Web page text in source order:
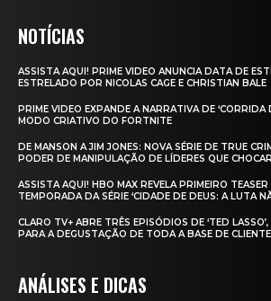
NOTÍCIAS
ASSISTA AQUI! PRIME VIDEO ANUNCIA DATA DE
ESTRELADO POR NICOLAS CAGE E CHRISTIAN BALE
PRIME VIDEO EXPANDE A NARRATIVA DE ‘CORRIDA
MODO CRIATIVO DO FORTNITE
DE MANSON A JIM JONES: NOVA SÉRIE DE TRUE
PODER DE MANIPULAÇÃO DE LÍDERES QUE
ASSISTA AQUI! HBO MAX REVELA PRIMEIRO
TEMPORADA DA SÉRIE ‘CIDADE DE DEUS: A LUTA
CLARO TV+ ABRE TRÊS EPISÓDIOS DE ‘TED
PARA A DEGUSTAÇÃO DE TODA A BASE DE
ANÁLISES E DICAS